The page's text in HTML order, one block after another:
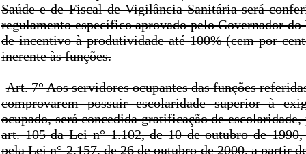
Saúde e de Fiscal de Vigilância Sanitária será
regulamento específico aprovado pelo Governador
de incentivo à produtividade até 100% (cem por
inerente às funções.
Art. 7° Aos servidores ocupantes das funções
comprovarem possuir escolaridade superior à
ocupado, será concedida gratificação de
art. 105 da Lei n° 1.102, de 10 de outubro de 1990,
pela Lei n° 2.157, de 26 de outubro de 2000, a partir